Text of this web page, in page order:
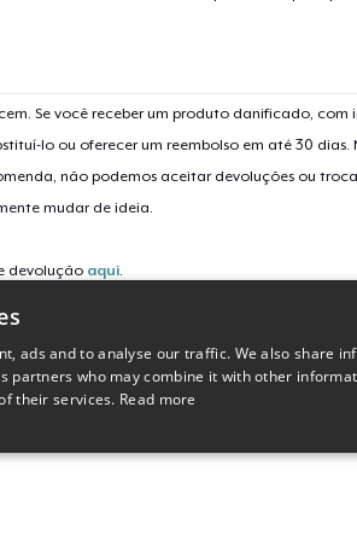
Se você receber um produto danificado, com
lo ou oferecer um reembolso em até 30
não podemos aceitar devoluções ou
mudar de ideia.
devolução aqui.
Tru transfer Printed
ads and to analyse our traffic. We also share
partners who may combine it with other
their services. Read more